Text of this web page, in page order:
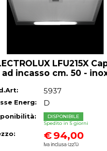
LFU215X
ad incasso cm. 50 -
5937
Energ: D
DISPONIBILE
Spedito in 5 giorni
€94,00
Iva inclusa (22%)